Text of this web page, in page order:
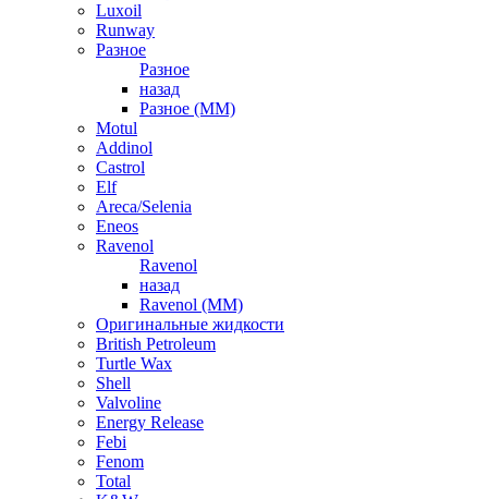
Luxoil
Runway
Разное
Разное
назад
Разное (ММ)
Motul
Addinol
Castrol
Elf
Areca/Selenia
Eneos
Ravenol
Ravenol
назад
Ravenol (ММ)
Оригинальные жидкости
British Petroleum
Turtle Wax
Shell
Valvoline
Energy Release
Febi
Fenom
Total